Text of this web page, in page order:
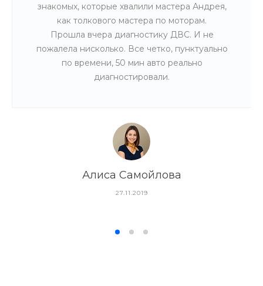
знакомых, которые хвалили мастера Андрея,
как толкового мастера по моторам.
Прошла вчера диагностику ДВС. И не
пожалела нисколько. Все четко, пунктуально
по времени, 50 мин авто реально
диагностировали.
Алиса Самойлова
27.11.2019